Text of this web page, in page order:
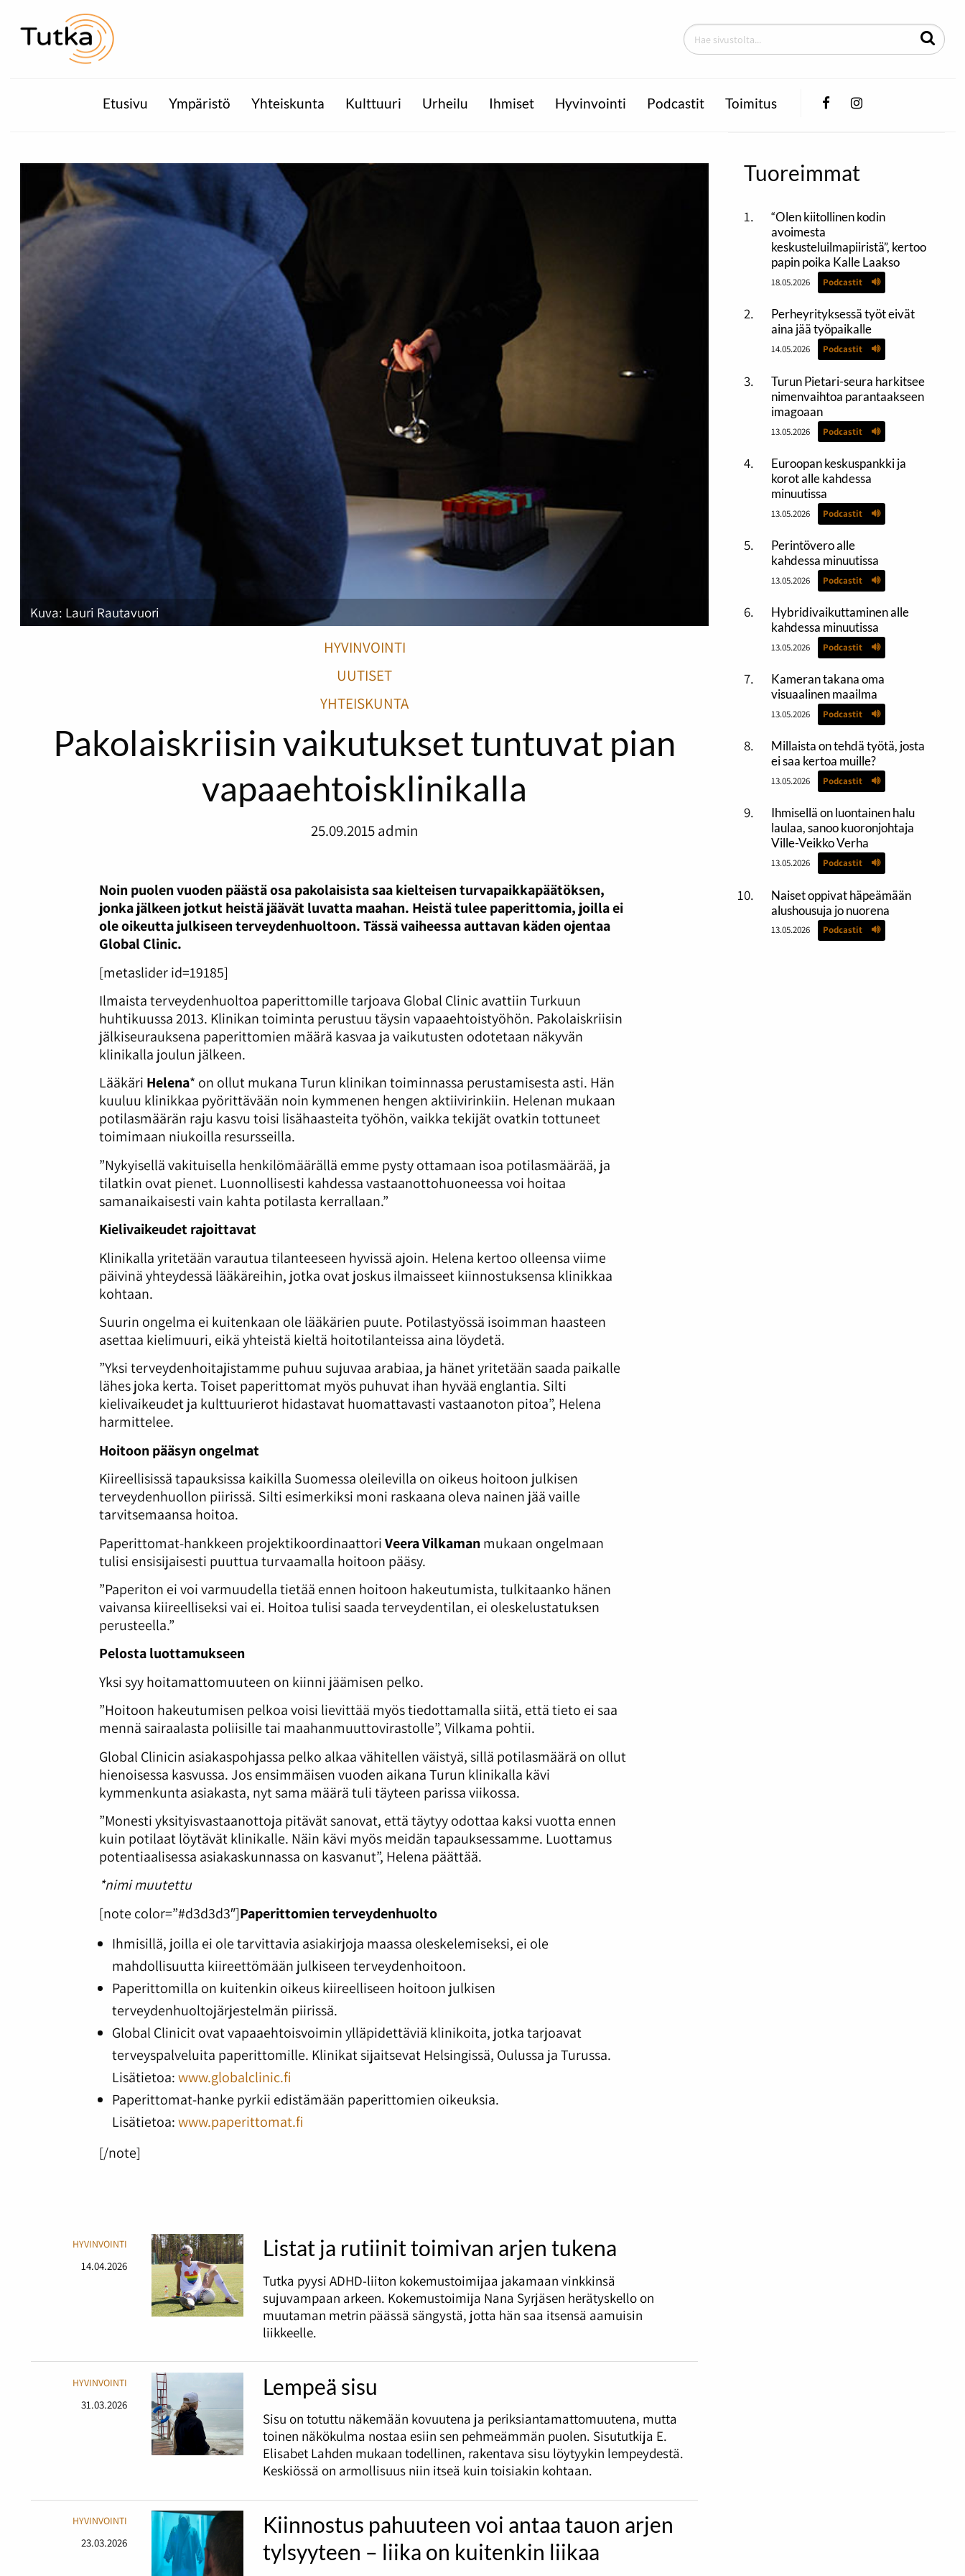
Etusivu Ympäristö Yhteiskunta Kulttuuri Urheilu Ihmiset Hyvinvointi Podcastit Toimitus FacebookInstagram
Kuva: Lauri Rautavuori
HYVINVOINTI
UUTISET
YHTEISKUNTA
Pakolaiskriisin vaikutukset tuntuvat pian
vapaaehtoisklinikalla
25.09.2015admin
Noin puolen vuoden päästä osa pakolaisista saa kielteisen turvapaikkapäätöksen,
jonka jälkeen jotkut heistä jäävät luvatta maahan. Heistä tulee paperittomia, joilla ei
ole oikeutta julkiseen terveydenhuoltoon. Tässä vaiheessa auttavan käden ojentaa
Global Clinic.
[metaslider id=19185]
Ilmaista terveydenhuoltoa paperittomille tarjoava Global Clinic avattiin Turkuun
huhtikuussa 2013. Klinikan toiminta perustuu täysin vapaaehtoistyöhön. Pakolaiskriisin
jälkiseurauksena paperittomien määrä kasvaa ja vaikutusten odotetaan näkyvän
klinikalla joulun jälkeen.
Lääkäri Helena* on ollut mukana Turun klinikan toiminnassa perustamisesta asti. Hän
kuuluu klinikkaa pyörittävään noin kymmenen hengen aktiivirinkiin. Helenan mukaan
potilasmäärän raju kasvu toisi lisähaasteita työhön, vaikka tekijät ovatkin tottuneet
toimimaan niukoilla resursseilla.
”Nykyisellä vakituisella henkilömäärällä emme pysty ottamaan isoa potilasmäärää, ja
tilatkin ovat pienet. Luonnollisesti kahdessa vastaanottohuoneessa voi hoitaa
samanaikaisesti vain kahta potilasta kerrallaan.”
Kielivaikeudet rajoittavat
Klinikalla yritetään varautua tilanteeseen hyvissä ajoin. Helena kertoo olleensa viime
päivinä yhteydessä lääkäreihin, jotka ovat joskus ilmaisseet kiinnostuksensa klinikkaa
kohtaan.
Suurin ongelma ei kuitenkaan ole lääkärien puute. Potilastyössä isoimman haasteen
asettaa kielimuuri, eikä yhteistä kieltä hoitotilanteissa aina löydetä.
”Yksi terveydenhoitajistamme puhuu sujuvaa arabiaa, ja hänet yritetään saada paikalle
lähes joka kerta. Toiset paperittomat myös puhuvat ihan hyvää englantia. Silti
kielivaikeudet ja kulttuurierot hidastavat huomattavasti vastaanoton pitoa”, Helena
harmittelee.
Hoitoon pääsyn ongelmat
Kiireellisissä tapauksissa kaikilla Suomessa oleilevilla on oikeus hoitoon julkisen
terveydenhuollon piirissä. Silti esimerkiksi moni raskaana oleva nainen jää vaille
tarvitsemaansa hoitoa.
Paperittomat-hankkeen projektikoordinaattoriVeera Vilkamanmukaan ongelmaan
tulisi ensisijaisesti puuttua turvaamalla hoitoon pääsy.
”Paperiton ei voi varmuudella tietää ennen hoitoon hakeutumista, tulkitaanko hänen
vaivansa kiireelliseksi vai ei. Hoitoa tulisi saada terveydentilan, ei oleskelustatuksen
perusteella.”
Pelosta luottamukseen
Yksi syy hoitamattomuuteen on kiinni jäämisen pelko.
”Hoitoon hakeutumisen pelkoa voisi lievittää myös tiedottamalla siitä, että tieto ei saa
mennä sairaalasta poliisille tai maahanmuuttovirastolle”, Vilkama pohtii.
Global Clinicin asiakaspohjassa pelko alkaa vähitellen väistyä, sillä potilasmäärä on ollut
hienoisessa kasvussa. Jos ensimmäisen vuoden aikana Turun klinikalla kävi
kymmenkunta asiakasta, nyt sama määrä tuli täyteen parissa viikossa.
”Monesti yksityisvastaanottoja pitävät sanovat, että täytyy odottaa kaksi vuotta ennen
kuin potilaat löytävät klinikalle. Näin kävi myös meidän tapauksessamme. Luottamus
potentiaalisessa asiakaskunnassa on kasvanut”, Helena päättää.
*nimi muutettu
[note color=”#d3d3d3″]Paperittomien terveydenhuolto
Ihmisillä, joilla ei ole tarvittavia asiakirjoja maassa oleskelemiseksi, ei ole
mahdollisuutta kiireettömään julkiseen terveydenhoitoon.
Paperittomilla on kuitenkin oikeus kiireelliseen hoitoon julkisen
terveydenhuoltojärjestelmän piirissä.
Global Clinicit ovat vapaaehtoisvoimin ylläpidettäviä klinikoita, jotka tarjoavat
terveyspalveluita paperittomille. Klinikat sijaitsevat Helsingissä, Oulussa ja Turussa.
Lisätietoa:www.globalclinic.fi
Paperittomat-hanke pyrkii edistämään paperittomien oikeuksia.
Lisätietoa:www.paperittomat.fi
[/note]
HYVINVOINTI
14.04.2026
Listat ja rutiinit toimivan arjen tukena
Tutka pyysi ADHD-liiton kokemustoimijaa jakamaan vinkkinsä
sujuvampaan arkeen. Kokemustoimija Nana Syrjäsen herätyskello on
muutaman metrin päässä sängystä, jotta hän saa itsensä aamuisin
liikkeelle.
HYVINVOINTI
31.03.2026
Lempeä sisu
Sisu on totuttu näkemään kovuutena ja periksiantamattomuutena, mutta
toinen näkökulma nostaa esiin sen pehmeämmän puolen. Sisututkija E.
Elisabet Lahden mukaan todellinen, rakentava sisu löytyykin lempeydestä.
Keskiössä on armollisuus niin itseä kuin toisiakin kohtaan.
HYVINVOINTI
23.03.2026
Kiinnostus pahuuteen voi antaa tauon arjen
tylsyyteen – liika on kuitenkin liikaa
Tuoreimmat
“Olen kiitollinen kodin
avoimesta
keskusteluilmapiiristä”, kertoo
papin poika Kalle Laakso
18.05.2026 Podcastit
Perheyrityksessä työt eivät
aina jää työpaikalle
14.05.2026 Podcastit
Turun Pietari-seura harkitsee
nimenvaihtoa parantaakseen
imagoaan
13.05.2026 Podcastit
Euroopan keskuspankki ja
korot alle kahdessa
minuutissa
13.05.2026 Podcastit
Perintövero alle
kahdessa minuutissa
13.05.2026 Podcastit
Hybridivaikuttaminen alle
kahdessa minuutissa
13.05.2026 Podcastit
Kameran takana oma
visuaalinen maailma
13.05.2026 Podcastit
Millaista on tehdä työtä, josta
ei saa kertoa muille?
13.05.2026 Podcastit
Ihmisellä on luontainen halu
laulaa, sanoo kuoronjohtaja
Ville-Veikko Verha
13.05.2026 Podcastit
Naiset oppivat häpeämään
alushousuja jo nuorena
13.05.2026 Podcastit